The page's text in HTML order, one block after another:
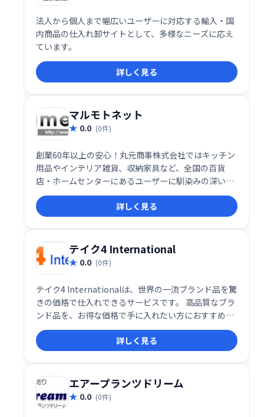
法人から個人まで幅広いユーザーに対応する輸入・国
内商品の仕入れ卸サイトとして、多様なニーズに応え
ています。
詳しく見る
マルモトネット
0.0 (0件)
創業60年以上の安心！丸元商事株式会社ではキッチン
用品やインテリア雑貨、収納家具など、全国の百貨
店・ホームセンターにあるユーザーに馴染みの深い商
品を自社物流センターにて一括管理し、販売面全体の
トータル提案・サポートを行っています。
詳しく見る
テイク4 International
0.0 (0件)
テイク4 Internationalは、世界の一流ブランド品を驚
きの価格で仕入れできるサービスです。 高品質なブラ
ンド品を、お得な価格で手に入れたい方におすすめで
す。
詳しく見る
エアープランツドリーム
0.0 (0件)